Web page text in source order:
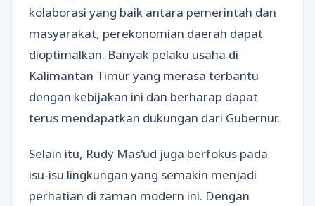
kolaborasi yang baik antara pemerintah dan
masyarakat, perekonomian daerah dapat
dioptimalkan. Banyak pelaku usaha di
Kalimantan Timur yang merasa terbantu
dengan kebijakan ini dan berharap dapat
terus mendapatkan dukungan dari Gubernur.
Selain itu, Rudy Mas'ud juga berfokus pada
isu-isu lingkungan yang semakin menjadi
perhatian di zaman modern ini. Dengan